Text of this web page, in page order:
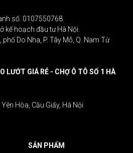
số: 0107550768.
kế hoạch đầu tư Hà Nội.
Do Nha, P. Tây Mỗ, Q. Nam Từ
LƯỚT GIÁ RẺ - CHỢ Ô TÔ SỐ 1 HÀ
Hòa, Cầu Giấy, Hà Nội
SẢN PHẨM